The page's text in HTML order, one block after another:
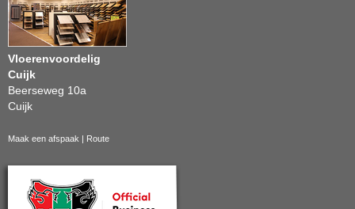
Vloerenvoordelig
Cuijk
Beerseweg 10a
Cuijk
Maak een afspaak | Route